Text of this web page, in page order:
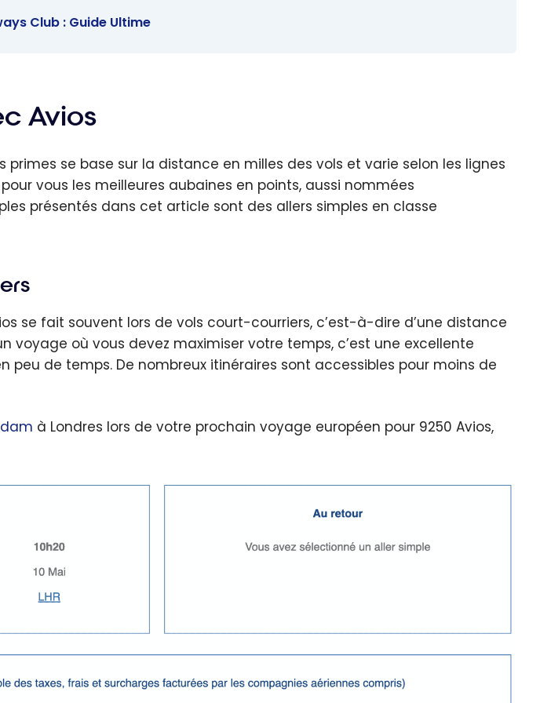
Club : Guide Ultime
Avios
primes se base sur la distance en milles des vols et varie selon les lignes
vous les meilleures aubaines en points, aussi nommées
présentés dans cet article sont des allers simples en classe
se fait souvent lors de vols court-courriers, c’est-à-dire d’une distance
voyage où vous devez maximiser votre temps, c’est une excellente
peu de temps. De nombreux itinéraires sont accessibles pour moins de
à Londres lors de votre prochain voyage européen pour 9250 Avios,